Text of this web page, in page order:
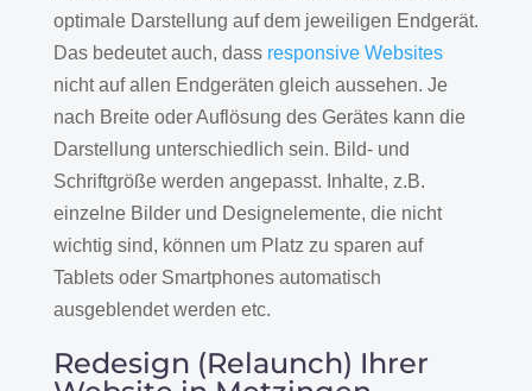
optimale Darstellung auf dem jeweiligen Endgerät.
Das bedeutet auch, dass responsive Websites
nicht auf allen Endgeräten gleich aussehen. Je
nach Breite oder Auflösung des Gerätes kann die
Darstellung unterschiedlich sein. Bild- und
Schriftgröße werden angepasst. Inhalte, z.B.
einzelne Bilder und Designelemente, die nicht
wichtig sind, können um Platz zu sparen auf
Tablets oder Smartphones automatisch
ausgeblendet werden etc.
Redesign (Relaunch) Ihrer